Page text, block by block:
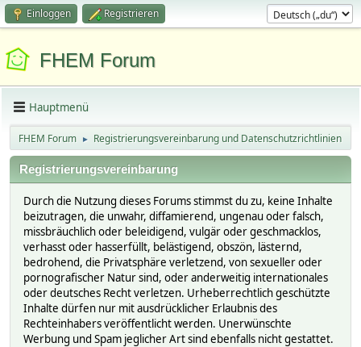
Einloggen Registrieren
FHEM Forum
Hauptmenü
FHEM Forum ► Registrierungsvereinbarung und Datenschutzrichtlinien
Registrierungsvereinbarung
Durch die Nutzung dieses Forums stimmst du zu, keine Inhalte
beizutragen, die unwahr, diffamierend, ungenau oder falsch,
missbräuchlich oder beleidigend, vulgär oder geschmacklos,
verhasst oder hasserfüllt, belästigend, obszön, lästernd,
bedrohend, die Privatsphäre verletzend, von sexueller oder
pornografischer Natur sind, oder anderweitig internationales
oder deutsches Recht verletzen. Urheberrechtlich geschützte
Inhalte dürfen nur mit ausdrücklicher Erlaubnis des
Rechteinhabers veröffentlicht werden. Unerwünschte
Werbung und Spam jeglicher Art sind ebenfalls nicht gestattet.